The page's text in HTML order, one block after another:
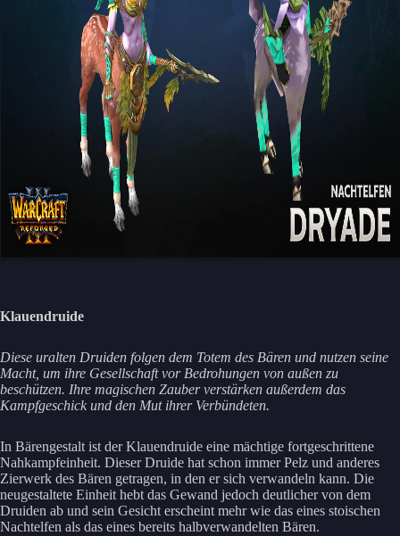
Klauendruide
Diese uralten Druiden folgen dem Totem des Bären und nutzen seine
Macht, um ihre Gesellschaft vor Bedrohungen von außen zu
beschützen. Ihre magischen Zauber verstärken außerdem das
Kampfgeschick und den Mut ihrer Verbündeten.
In Bärengestalt ist der Klauendruide eine mächtige fortgeschrittene
Nahkampfeinheit. Dieser Druide hat schon immer Pelz und anderes
Zierwerk des Bären getragen, in den er sich verwandeln kann. Die
neugestaltete Einheit hebt das Gewand jedoch deutlicher von dem
Druiden ab und sein Gesicht erscheint mehr wie das eines stoischen
Nachtelfen als das eines bereits halbverwandelten Bären.